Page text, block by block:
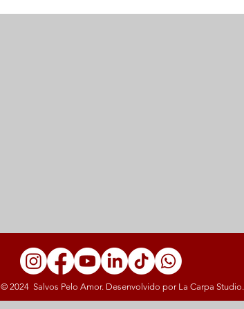
© 2024 Salvos Pelo Amor. Desenvolvido por La Carpa Studio.